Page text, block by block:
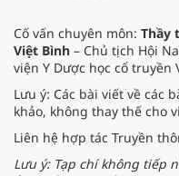
Cố vấn chuyên môn: Thầy
Việt Bình – Chủ tịch Hội
viện Y Dược học cổ truyền
Lưu ý: Các bài viết về các
khảo, không thay thế cho
Liên hệ hợp tác Truyền
Lưu ý: Tạp chí không tiếp